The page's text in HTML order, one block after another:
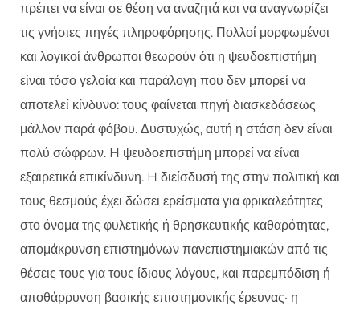
πρέπει να είναι σε θέση να αναζητά και να αναγνωρίζει
τις γνήσιες πηγές πληροφόρησης. Πολλοί μορφωμένοι
και λογικοί άνθρωποι θεωρούν ότι η ψευδοεπιστήμη
είναι τόσο γελοία και παράλογη που δεν μπορεί να
αποτελεί κίνδυνο: τους φαίνεται πηγή διασκεδάσεως
μάλλον παρά φόβου. Δυστυχώς, αυτή η στάση δεν είναι
πολύ σώφρων. H ψευδοεπιστήμη μπορεί να είναι
εξαιρετικά επικίνδυνη. H διείσδυσή της στην πολιτική και
τους θεσμούς έχει δώσει ερείσματα για φρικαλεότητες
στο όνομα της φυλετικής ή θρησκευτικής καθαρότητας,
απομάκρυνση επιστημόνων πανεπιστημιακών από τις
θέσεις τους για τους ίδιους λόγους, και παρεμπόδιση ή
αποθάρρυνση βασικής επιστημονικής έρευνας· η